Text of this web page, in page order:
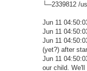
└─2339812 /
Jun 11
Jun 11
Jun 11
(yet?) after
Jun 11
our child.